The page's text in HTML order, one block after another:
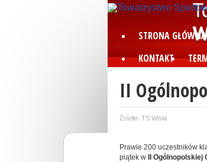
STRONA GŁÓWNA
KONTAKT
II
Źródło: TS Wisła
Prawie 200 uczestników
piątek w
II